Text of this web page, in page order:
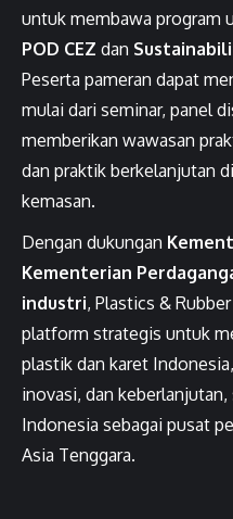
untuk membawa program
POD CEZ dan
Peserta pameran dapat
mulai dari seminar, panel
memberikan wawasan
dan praktik berkelanjutan
kemasan.
Dengan dukungan
Kementerian
industri, Plastics &
platform strategis untuk
plastik dan karet
inovasi, dan
Indonesia sebagai pusat
Asia Tenggara.